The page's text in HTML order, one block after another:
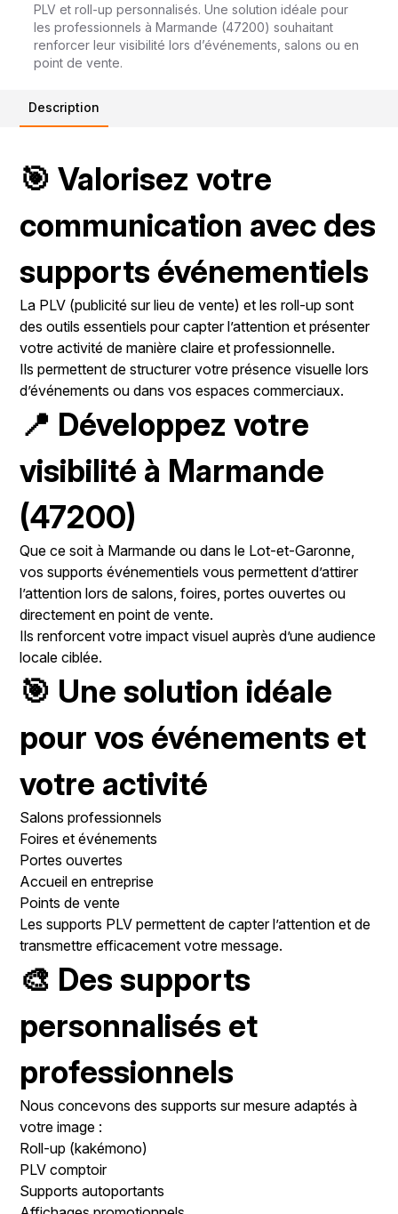
PLV et roll-up personnalisés. Une solution idéale pour
les professionnels à Marmande (47200) souhaitant
renforcer leur visibilité lors d’événements, salons ou en
point de vente.
Description
🎯 Valorisez votre
communication avec des
supports événementiels
La PLV (publicité sur lieu de vente) et les roll-up sont
des outils essentiels pour capter l’attention et présenter
votre activité de manière claire et professionnelle.
Ils permettent de structurer votre présence visuelle lors
d’événements ou dans vos espaces commerciaux.
📍 Développez votre
visibilité à Marmande
(47200)
Que ce soit à Marmande ou dans le Lot-et-Garonne,
vos supports événementiels vous permettent d’attirer
l’attention lors de salons, foires, portes ouvertes ou
directement en point de vente.
Ils renforcent votre impact visuel auprès d’une audience
locale ciblée.
🎯 Une solution idéale
pour vos événements et
votre activité
Salons professionnels
Foires et événements
Portes ouvertes
Accueil en entreprise
Points de vente
Les supports PLV permettent de capter l’attention et de
transmettre efficacement votre message.
🎨 Des supports
personnalisés et
professionnels
Nous concevons des supports sur mesure adaptés à
votre image :
Roll-up (kakémono)
PLV comptoir
Supports autoportants